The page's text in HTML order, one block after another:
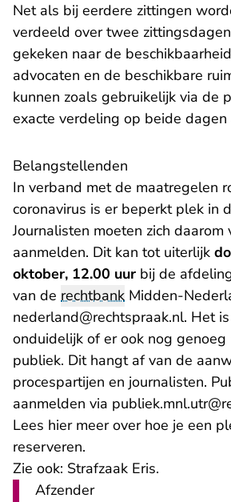
Net als bij eerdere zittingen
verdeeld over twee
gekeken naar de
advocaten en de beschikbare
kunnen zoals gebruikelijk via de
exacte verdeling op beide dagen
Belangstellenden
In verband met de maatregelen
coronavirus is er beperkt plek in
Journalisten moeten zich daarom
aanmelden. Dit kan tot uiterlijk
oktober, 12.00 uur bij de
van de rechtbank Midden-
nederland@rechtspraak.nl- U
. Het
onduidelijk of er ook nog genoeg
publiek. Dit hangt af van de
procespartijen en journalisten.
aanmelden via
Lees hiermeer over hoe je een
reserveren.
Zie ook: Strafzaak Eris.
Afzender